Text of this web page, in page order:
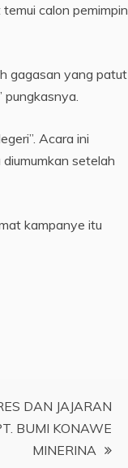
calon pemimpin
gagasan yang patut
Acara ini
setelah
kampanye itu
DAN JAJARAN
BUMI KONAWE
MINERINA